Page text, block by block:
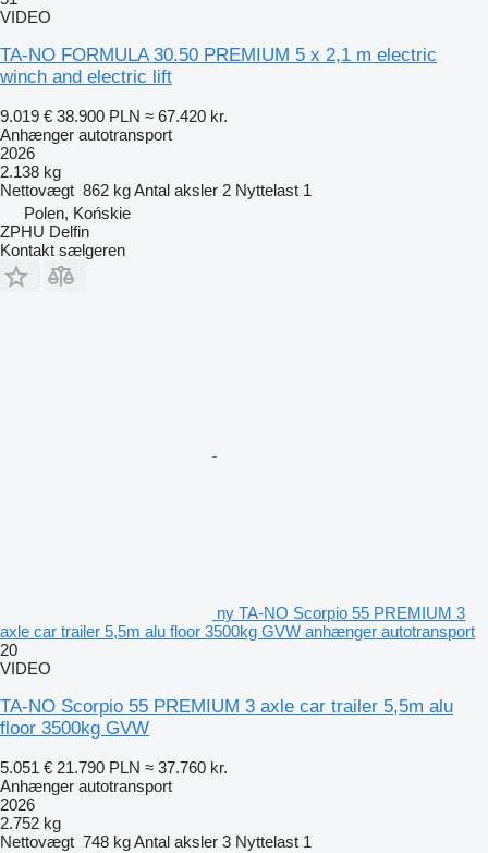
VIDEO
TA-NO FORMULA 30.50 PREMIUM 5 x 2,1 m electric
winch and electric lift
9.019 € 38.900 PLN ≈ 67.420 kr.
Anhænger autotransport
2026
2.138 kg
Nettovægt 862 kgAntal aksler 2 Nyttelast 1
Polen, Końskie
ZPHU Delfin
Kontakt sælgeren
ny TA-NO Scorpio 55 PREMIUM 3
axle car trailer 5,5m alu floor 3500kg GVW anhænger autotransport
20
VIDEO
TA-NO Scorpio 55 PREMIUM 3 axle car trailer 5,5m alu
floor 3500kg GVW
5.051 € 21.790 PLN ≈ 37.760 kr.
Anhænger autotransport
2026
2.752 kg
Nettovægt 748 kgAntal aksler 3 Nyttelast 1